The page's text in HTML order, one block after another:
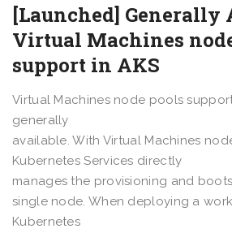
[Launched] Generally
Virtual Machines
support in AKS
Virtual Machines node pools
generally
available. With Virtual Machines
Kubernetes Services directly
manages the provisioning and
single node. When deploying a
Kubernetes